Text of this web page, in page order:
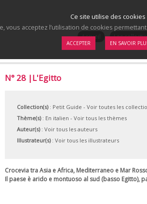
Accueil Les
N° 28 |L'Egitto
Collection(s): Petit Guide - Voir toutes les
Thème(s): En italien - Voir tous les thèmes
Auteur(s): Voir tous les auteurs
Illustrateur(s): Voir tous les illustrateurs
Crocevia tra Asia e Africa, Mediterraneo e Mar
Il paese è arido e montuoso al sud (basso Egitto),
Ce site utilise des cookies
vous acceptez l’utilisation de cookies
ACCEPTER EN SAVOIR